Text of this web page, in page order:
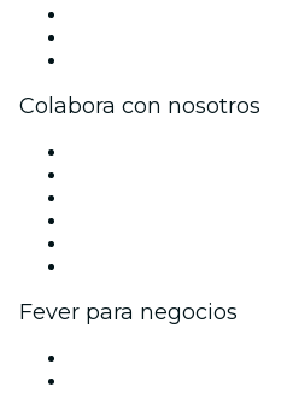
Colabora con nosotros
Fever para negocios